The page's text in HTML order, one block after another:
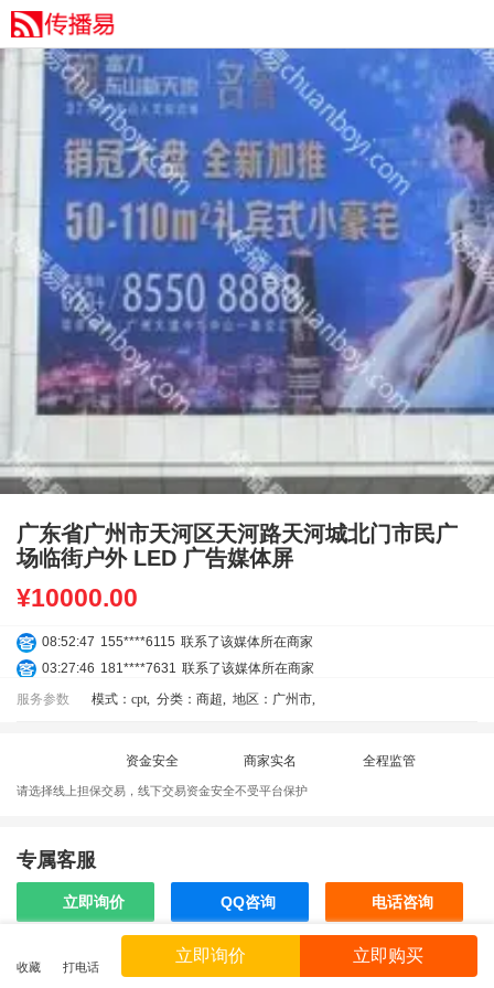
收藏 打电话
立即询价 立即购买
广东省广州市天河区天河路天河城北门市民广
场临街户外 LED 广告媒体屏
¥10000.00
08:52:47 155****6115 联系了该媒体所在商家
03:27:46 181****7631 联系了该媒体所在商家
03:18:49 173****0620 联系了该媒体所在商家
12:40:20 177****7961
联系了该媒体所在商家
04:16:44
01:50:54 192****2334 联系了该媒体所在商家
03:40:56 157****6971
联系了该媒体所在商家
155****5272 联系了该媒体所在商家
02:32:27
176****3456 联系了该媒体所在商家
服务参数 模式：cpt, 分类：商超, 地区：广州市,
资金安全 商家实名 全程监管
请选择线上担保交易，线下交易资金安全不受平台保护
专属客服
立即询价 QQ咨询 电话咨询
效果截图